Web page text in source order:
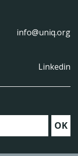
info@uniq.org
Linkedin
OK